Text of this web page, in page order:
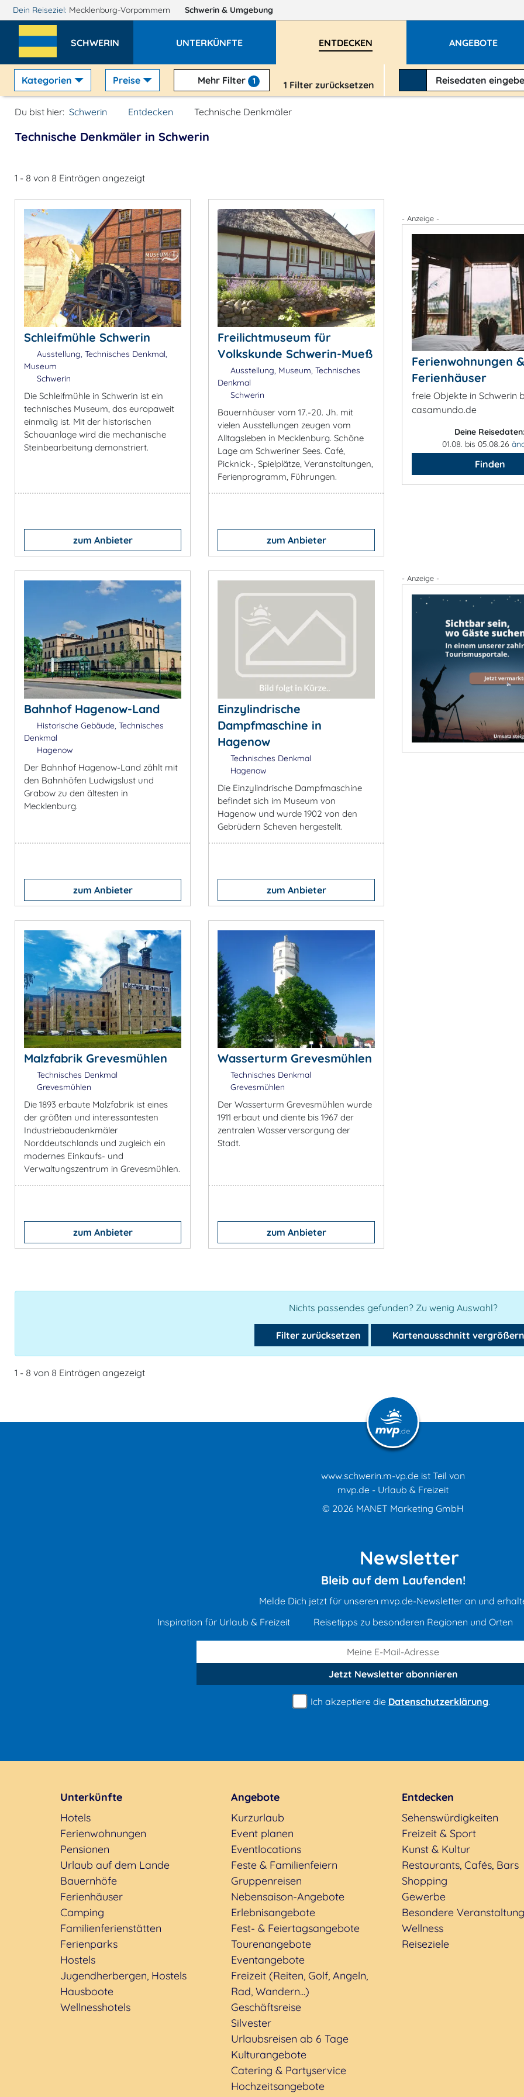
Dein Reiseziel: Mecklenburg-Vorpommern Schwerin & Umgebung
SCHWERIN UNTERKÜNFTE ENTDECKEN ANGEBOTE
Kategorien Preise Mehr Filter 1 1 Filter zurücksetzen Reisedaten
Du bist hier: Schwerin Entdecken Technische Denkmäler
Technische Denkmäler in Schwerin
1 - 8 von 8 Einträgen angezeigt
Schleifmühle Schwerin
Ausstellung, Technisches Denkmal,
Museum
Schwerin
Die Schleifmühle in Schwerin ist ein
technisches Museum, das europaweit
einmalig ist. Mit der historischen
Schauanlage wird die mechanische
Steinbearbeitung demonstriert.
zum Anbieter
Freilichtmuseum für
Volkskunde Schwerin-Mueß
Ausstellung, Museum, Technisches
Denkmal
Schwerin
Bauernhäuser vom 17.-20. Jh. mit
vielen Ausstellungen zeugen vom
Alltagsleben in Mecklenburg. Schöne
Lage am Schweriner Sees. Café,
Picknick-, Spielplätze, Veranstaltungen,
Ferienprogramm, Führungen.
zum Anbieter
- Anzeige -
Ferienwohnungen &
Ferienhäuser
freie Objekte in Schwerin
casamundo.de
Deine
01.08. bis 05.08.26
Finden
Bahnhof Hagenow-Land
Historische Gebäude, Technisches
Denkmal
Hagenow
Der Bahnhof Hagenow-Land zählt mit
den Bahnhöfen Ludwigslust und
Grabow zu den ältesten in
Mecklenburg.
zum Anbieter
Einzylindrische
Dampfmaschine in
Hagenow
Technisches Denkmal
Hagenow
Die Einzylindrische Dampfmaschine
befindet sich im Museum von
Hagenow und wurde 1902 von den
Gebrüdern Scheven hergestellt.
zum Anbieter
- Anzeige -
Malzfabrik Grevesmühlen
Technisches Denkmal
Grevesmühlen
Die 1893 erbaute Malzfabrik ist eines
der größten und interessantesten
Industriebaudenkmäler
Norddeutschlands und zugleich ein
modernes Einkaufs- und
Verwaltungszentrum in Grevesmühlen.
zum Anbieter
Wasserturm Grevesmühlen
Technisches Denkmal
Grevesmühlen
Der Wasserturm Grevesmühlen wurde
1911 erbaut und diente bis 1967 der
zentralen Wasserversorgung der
Stadt.
zum Anbieter
Nichts passendes gefunden? Zu wenig Auswahl?
Filter zurücksetzen Kartenausschnitt vergrößern
1 - 8 von 8 Einträgen angezeigt
www.schwerin.m-vp.de ist Teil von
mvp.de - Urlaub & Freizeit
© 2026 MANET Marketing GmbH
Newsletter
Bleib auf dem Laufenden!
Melde Dich jetzt für unseren mvp.de-Newsletter an und
Inspiration für Urlaub & Freizeit
Reisetipps zu besonderen Regionen und Orten
Jetzt Newsletterabonnieren
Ich akzeptiere die Datenschutzerklärung.
Unterkünfte
Hotels
Ferienwohnungen
Pensionen
Urlaub auf dem Lande
Bauernhöfe
Ferienhäuser
Camping
Familienferienstätten
Ferienparks
Hostels
Jugendherbergen, Hostels
Hausboote
Wellnesshotels
Angebote
Kurzurlaub
Event planen
Eventlocations
Feste & Familienfeiern
Gruppenreisen
Nebensaison-Angebote
Erlebnisangebote
Fest- & Feiertagsangebote
Tourenangebote
Eventangebote
Freizeit (Reiten, Golf, Angeln,
Rad, Wandern...)
Geschäftsreise
Silvester
Urlaubsreisen ab 6 Tage
Kulturangebote
Catering & Partyservice
Hochzeitsangebote
Entdecken
Sehenswürdigkeiten
Freizeit & Sport
Kunst & Kultur
Restaurants, Cafés, Bars
Shopping
Gewerbe
Besondere
Wellness
Reiseziele